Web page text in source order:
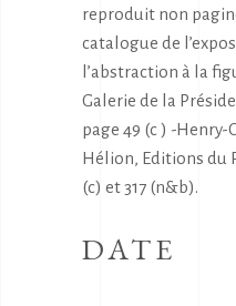
reproduit non
catalogue de
l’abstraction à la
Galerie de la
page 49 (c ) -Henry-
Hélion, Editions du
(c) et 317 (n&b).
DATE